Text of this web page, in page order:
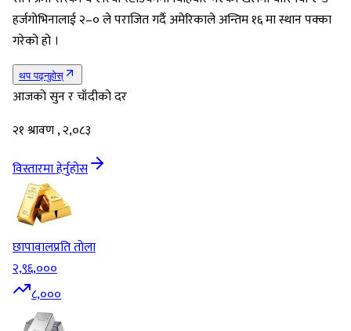
हर्जगोभिनालाई २–० ले पराजित गर्दै अमेरिकाले अन्तिम १६ मा स्थान पक्का
गरेको हो ।
थप पढ्नुहोस्
आजको सुन र चाँदीको दर
२१ श्रावण , २,०८३
विस्तारमा हेर्नुहोस
छापावालप्रति तोला
२,९६,०००
८,०००